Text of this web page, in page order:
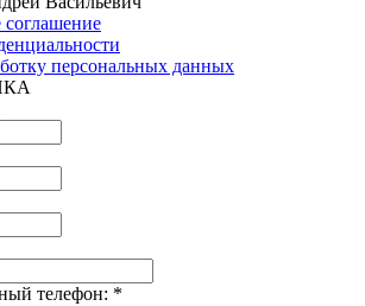
соглашение
персональных данных
телефон: *